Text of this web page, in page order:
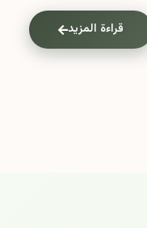
قراءة المزيد